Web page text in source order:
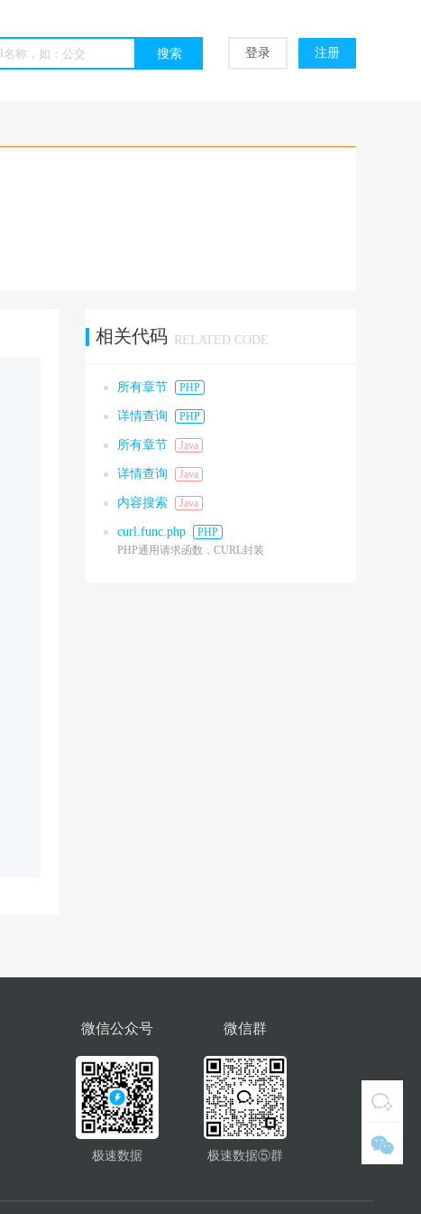
登录 注册
相关代码 RELATED CODE
所有章节 PHP
详情查询 PHP
所有章节 Java
详情查询 Java
内容搜索 Java
curl.func.php
PHP
PHP通用请求函数，CURL封装
微信公众号
极速数据
微信群
极速数据⑤群